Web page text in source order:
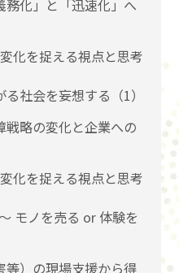
務化」と「迅速化」へ
化を捉える視点と思考
社会を妄想する（1）
戦略の変化と企業への
化を捉える視点と思考
モノを売る or 体験を
等）の現場支援から得